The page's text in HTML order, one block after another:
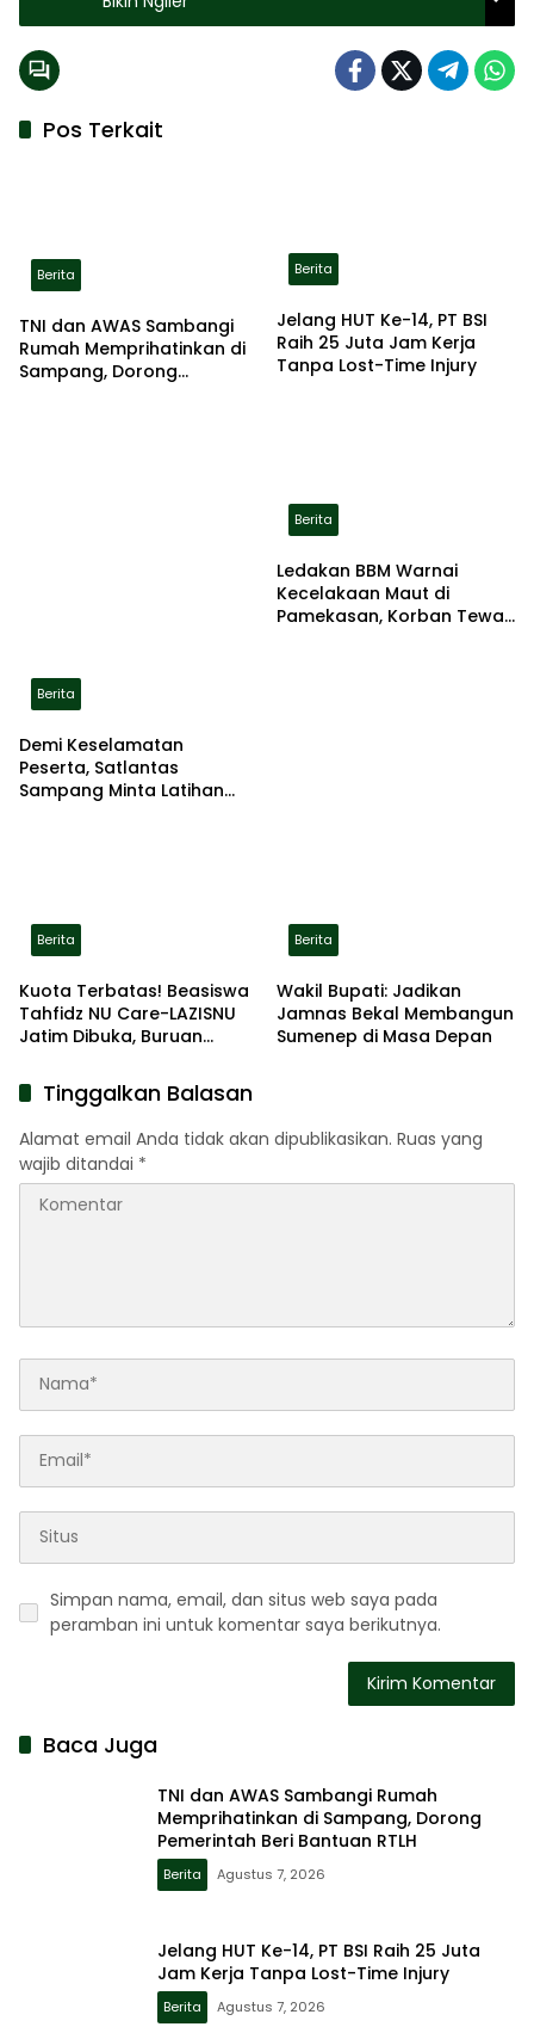
Pos Terkait
Berita
TNI dan AWAS Sambangi
Rumah Memprihatinkan di
Sampang, Dorong
Berita
Jelang HUT Ke-14, PT BSI
Raih 25 Juta Jam Kerja
Tanpa Lost-Time Injury
Berita
Demi Keselamatan
Peserta, Satlantas
Sampang Minta Latihan
Berita
Ledakan BBM Warnai
Kecelakaan Maut di
Pamekasan, Korban Tewas
Berita
Kuota Terbatas! Beasiswa
Tahfidz NU Care-LAZISNU
Jatim Dibuka, Buruan
Berita
Wakil Bupati: Jadikan
Jamnas Bekal Membangun
Sumenep di Masa Depan
Tinggalkan Balasan
Alamat email Anda tidak akan dipublikasikan. Ruas yang
wajib ditandai *
Simpan nama, email, dan situs web saya pada
peramban ini untuk komentar saya berikutnya.
Baca Juga
TNI dan AWAS Sambangi Rumah
Memprihatinkan di Sampang, Dorong
Pemerintah Beri Bantuan RTLH
Berita Agustus 7, 2026
Jelang HUT Ke-14, PT BSI Raih 25 Juta
Jam Kerja Tanpa Lost-Time Injury
Berita Agustus 7, 2026